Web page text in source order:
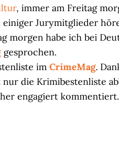
, immer am Freitag
Jurymitglieder
morgen habe ich bei
gesprochen.
im CrimeMag.
die Krimibestenliste
engagiert kommentiert.